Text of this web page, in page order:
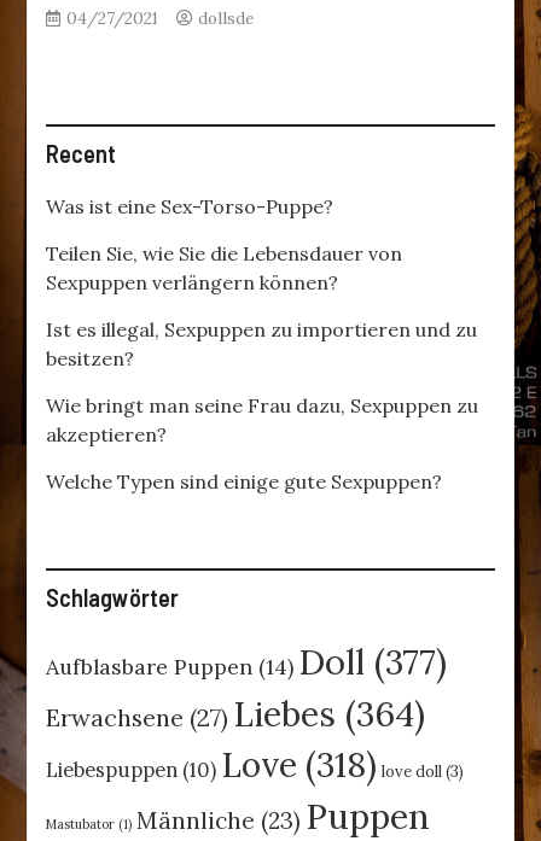
04/27/2021 dollsde
Recent
Was ist eine Sex-Torso-Puppe?
Teilen Sie, wie Sie die Lebensdauer von
Sexpuppen verlängern können?
Ist es illegal, Sexpuppen zu importieren und zu
besitzen?
Wie bringt man seine Frau dazu, Sexpuppen zu
akzeptieren?
Welche Typen sind einige gute Sexpuppen?
Schlagwörter
Aufblasbare Puppen (14) Doll (377)
Erwachsene (27) Liebes (364)
Liebespuppen (10) Love (318) love doll(3)
Mastubator (1) Männliche (23) Puppen